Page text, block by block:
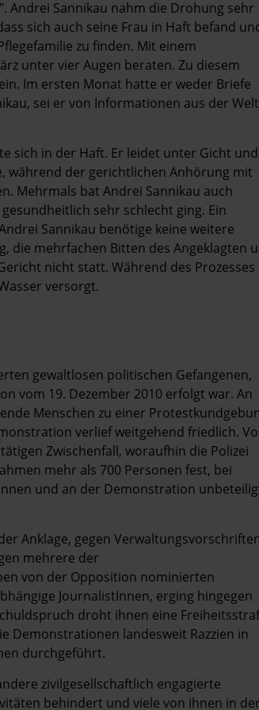
Andrei Sannikau nahm die Drohung sehr
sich auch seine Frau in Haft befand
zu finden. Mit einem
unter vier Augen beraten. Zu diesem
Im ersten Monat hatte er weder Briefe
sei er von Informationen aus der Welt
sich in der Haft. Er leidet unter Gicht und
während der gerichtlichen Anhörung mit
Mehrmals bat Andrei Sannikau auch
sehr schlecht ging. Ein
Sannikau benötige keine weitere
die mehrfachen Bitten des Angeklagten
nicht statt. Während des Prozesses
versorgt.
gewaltlosen politischen Gefangenen,
vom 19. Dezember 2010 erfolgt war. An
Menschen zu einer
verlief weitgehend friedlich.
Zwischenfall, woraufhin die Polizei
mehr als 700 Personen fest, bei
und an der Demonstration
Anklage, gegen
mehrere der
von der Opposition nominierten
JournalistInnen, erging hingegen
droht ihnen eine
Demonstrationen landesweit Razzien in
durchgeführt.
zivilgesellschaftlich engagierte
behindert und viele von ihnen in